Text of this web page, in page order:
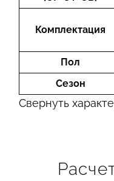
Комплектация
Пол
Сезон
Свернуть